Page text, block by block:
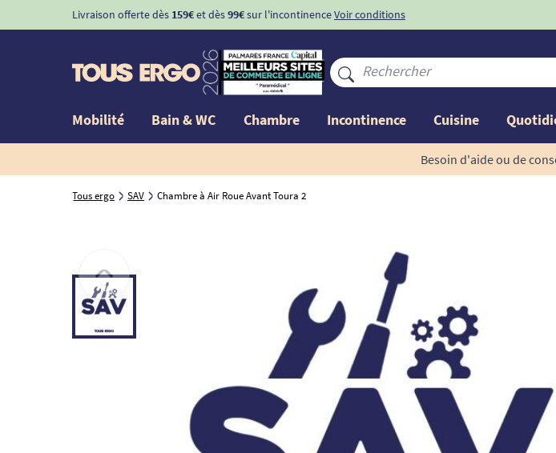
Livraison offerte dès 159€et dès99€sur l'incontinenceVoir conditions
Mobilité Bain & WC Chambre Incontinence Cuisine
Besoin d'aide ou de
Tous ergo SAV Chambre à Air Roue Avant Toura 2